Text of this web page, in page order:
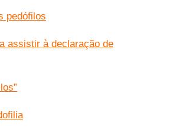
pedófilos
assistir à declaração de